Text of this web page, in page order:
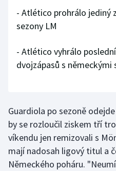
- Atlético prohrálo jediný
sezony LM
- Atlético vyhrálo
dvojzápasů s německými
Guardiola po sezoně
by se rozloučil ziskem tří
víkendu jen remizovali s
mají nadosah ligový titul a
Německého poháru.